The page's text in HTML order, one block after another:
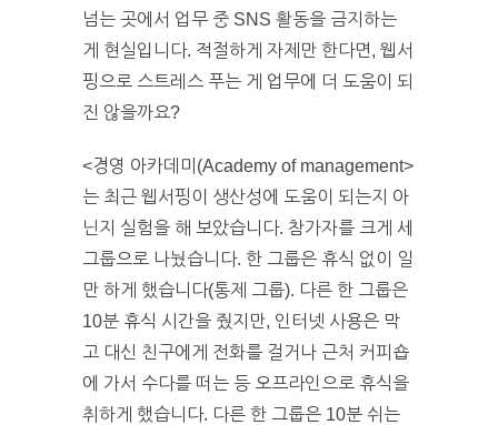
넘는 곳에서 업무 중 SNS 활동을 금지하는
게 현실입니다. 적절하게 자제만 한다면, 웹서
핑으로 스트레스 푸는 게 업무에 더 도움이 되
진 않을까요?
<경영 아카데미(Academy of management>
는 최근 웹서핑이 생산성에 도움이 되는지 아
닌지 실험을 해 보았습니다. 참가자를 크게 세
그룹으로 나눴습니다. 한 그룹은 휴식 없이 일
만 하게 했습니다(통제 그룹). 다른 한 그룹은
10분 휴식 시간을 줬지만, 인터넷 사용은 막
고 대신 친구에게 전화를 걸거나 근처 커피숍
에 가서 수다를 떠는 등 오프라인으로 휴식을
취하게 했습니다. 다른 한 그룹은 10분 쉬는